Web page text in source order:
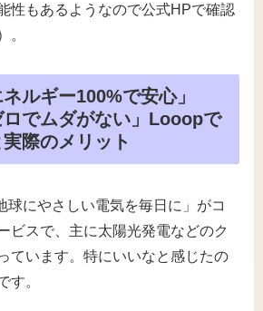
性もあるようなので公式HPで確認
。
ネルギー100%で安心」
ロでムダがない」Looopで
際のメリット
球にやさしい電気を毎日に」がコ
ビスで、主に太陽光発電などのク
ています。特にいいなと感じたの
す。